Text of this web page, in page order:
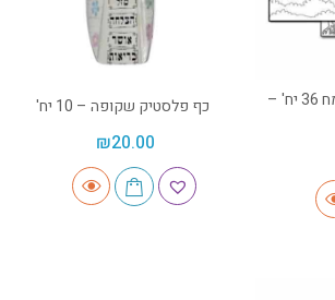
ערכת יצירה שתיל צומח 36 יח' –
כף פלסטיק שקופה – 10 יח'
₪20.00